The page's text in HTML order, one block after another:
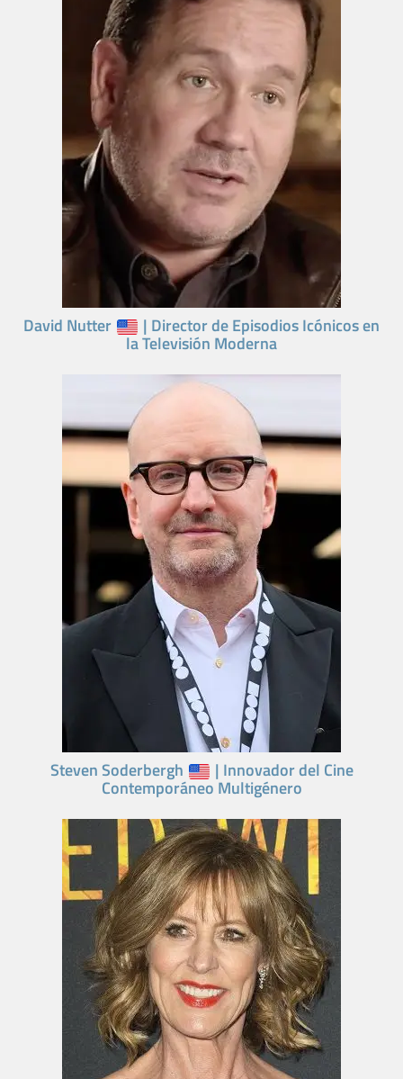
David Nutter | Director de Episodios Icónicos en
la Televisión Moderna
Steven Soderbergh | Innovador del Cine
Contemporáneo Multigénero